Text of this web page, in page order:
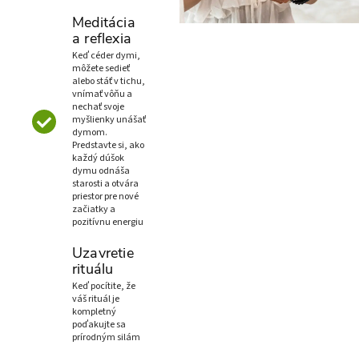
Meditácia
a reflexia
Keď céder dymi,
môžete sedieť
alebo stáť v tichu,
vnímať vôňu a
nechať svoje
myšlienky unášať
dymom.
Predstavte si, ako
každý dúšok
dymu odnáša
starosti a otvára
priestor pre nové
začiatky a
pozitívnu energiu
Uzavretie
rituálu
Keď pocítite, že
váš rituál je
kompletný
poďakujte sa
prírodným silám